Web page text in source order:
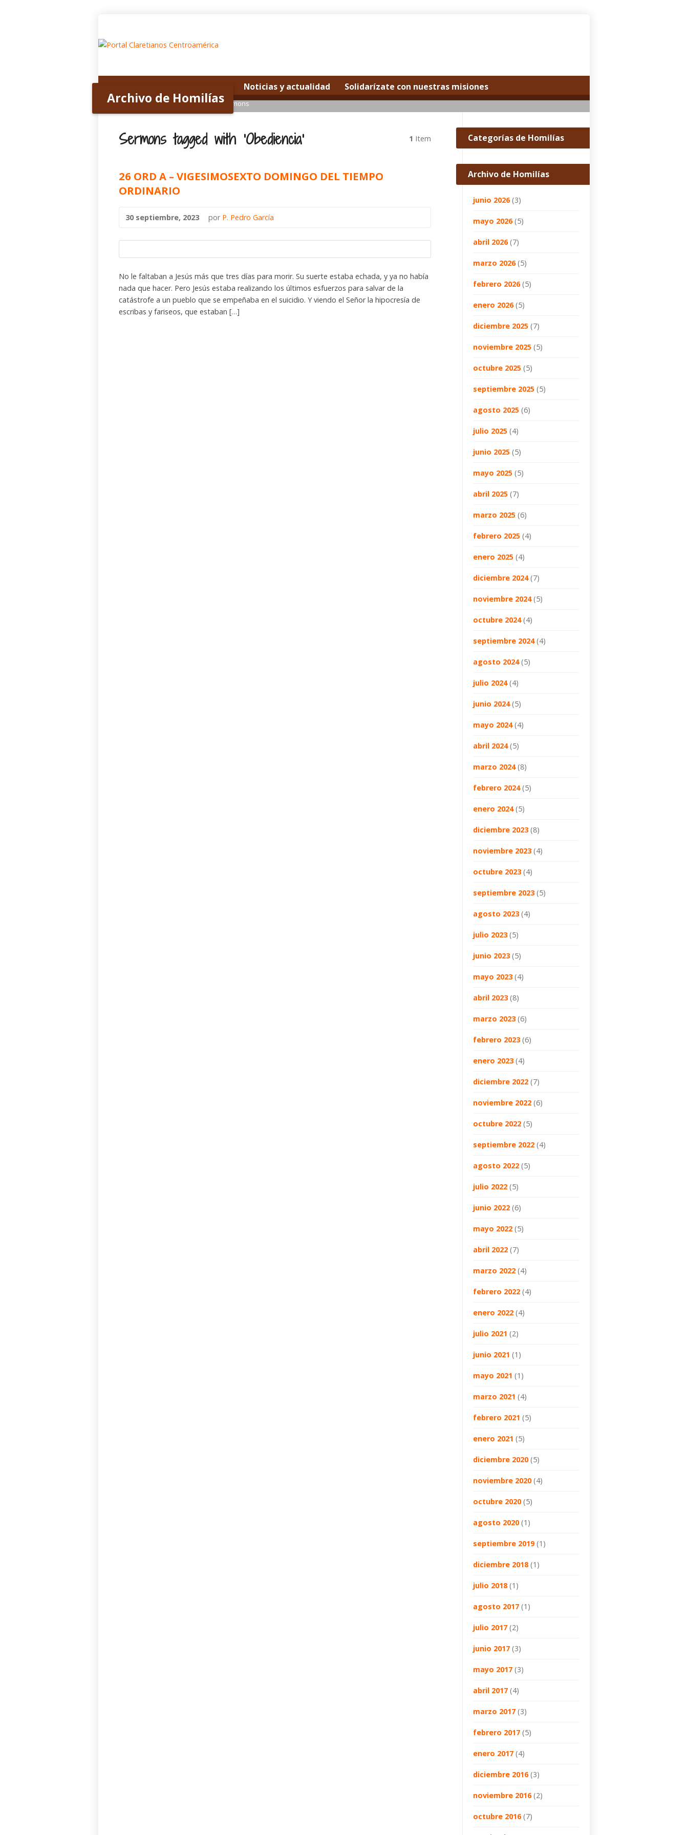
Noticias y actualidad Solidarízate con nuestras misiones
Archivo de Homilías
Home> Archivo de Homilías> Tagged Sermons
Sermons tagged with ‘Obediencia’ 1 Item
26 ORD A – VIGESIMOSEXTO DOMINGO DEL TIEMPO
ORDINARIO
30 septiembre, 2023 por P. Pedro García
No le faltaban a Jesús más que tres días para morir. Su suerte estaba echada, y ya no había
nada que hacer. Pero Jesús estaba realizando los últimos esfuerzos para salvar de la
catástrofe a un pueblo que se empeñaba en el suicidio. Y viendo el Señor la hipocresía de
escribas y fariseos, que estaban […]
Categorías de Homilías
Archivo de Homilías
junio 2026(3)
mayo 2026(5)
abril 2026(7)
marzo 2026(5)
febrero 2026(5)
enero 2026(5)
diciembre 2025 (7)
noviembre 2025 (5)
octubre 2025 (5)
septiembre 2025 (5)
agosto 2025 (6)
julio 2025 (4)
junio 2025 (5)
mayo 2025 (5)
abril 2025 (7)
marzo 2025 (6)
febrero 2025 (4)
enero 2025 (4)
diciembre 2024(7)
noviembre 2024(5)
octubre 2024(4)
septiembre 2024(4)
agosto 2024(5)
julio 2024(4)
junio 2024(5)
mayo 2024(4)
abril 2024(5)
marzo 2024(8)
febrero 2024(5)
enero 2024(5)
diciembre 2023(8)
noviembre 2023(4)
octubre 2023(4)
septiembre 2023(5)
agosto 2023(4)
julio 2023(5)
junio 2023(5)
mayo 2023(4)
abril 2023(8)
marzo 2023(6)
febrero 2023(6)
enero 2023(4)
diciembre 2022 (7)
noviembre 2022 (6)
octubre 2022 (5)
septiembre 2022 (4)
agosto 2022 (5)
julio 2022 (5)
junio 2022 (6)
mayo 2022 (5)
abril 2022 (7)
marzo 2022 (4)
febrero 2022 (4)
enero 2022 (4)
julio 2021 (2)
junio 2021 (1)
mayo 2021 (1)
marzo 2021 (4)
febrero 2021 (5)
enero 2021 (5)
diciembre 2020(5)
noviembre 2020(4)
octubre 2020(5)
agosto 2020(1)
septiembre 2019(1)
diciembre 2018(1)
julio 2018(1)
agosto 2017 (1)
julio 2017 (2)
junio 2017 (3)
mayo 2017 (3)
abril 2017 (4)
marzo 2017 (3)
febrero 2017 (5)
enero 2017 (4)
diciembre 2016(3)
noviembre 2016(2)
octubre 2016(7)